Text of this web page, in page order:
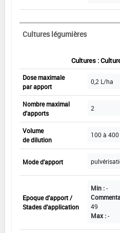
Cultures légumières
Cultures :
Dose maximale
par apport
0,2 L/ha
Nombre maximal
d'apports
2
Volume
de dilution
100 à 400
Mode d'apport
Epoque d'apport /
Stades d'application
Min :-
49
Max :-